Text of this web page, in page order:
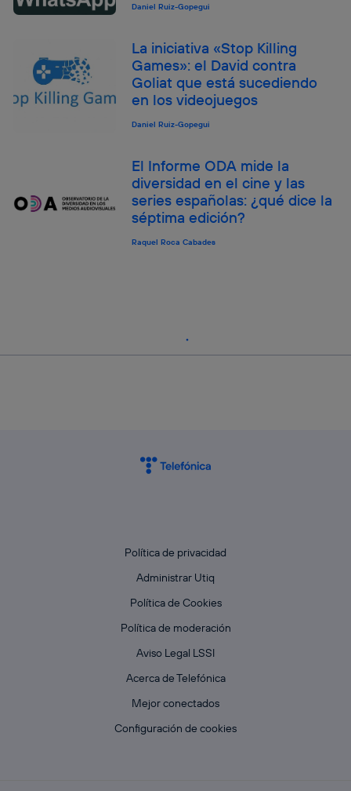
Daniel Ruiz-Gopegui
La iniciativa «Stop Killing
Games»: el David contra
Goliat que está sucediendo
en los videojuegos
Daniel Ruiz-Gopegui
El Informe ODA mide la
diversidad en el cine y las
series españolas: ¿qué dice la
séptima edición?
Raquel Roca Cabades
Política de privacidad
Administrar Utiq
Política de Cookies
Política de moderación
Aviso Legal LSSI
Acerca de Telefónica
Mejor conectados
Configuración de cookies